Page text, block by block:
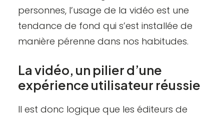
personnes, l’usage de la vidéo est une
tendance de fond qui s’est installée de
manière pérenne dans nos habitudes.
La vidéo, un pilier d’une
expérience utilisateur réussie
Il est donc logique que les éditeurs de